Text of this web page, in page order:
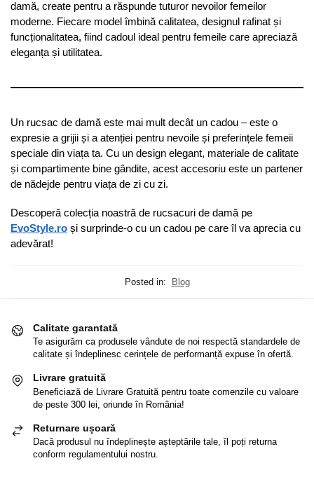
damă, create pentru a răspunde tuturor nevoilor femeilor
moderne. Fiecare model îmbină calitatea, designul rafinat și
funcționalitatea, fiind cadoul ideal pentru femeile care apreciază
eleganța și utilitatea.
Un rucsac de damă este mai mult decât un cadou – este o
expresie a grijii și a atenției pentru nevoile și preferințele femeii
speciale din viața ta. Cu un design elegant, materiale de calitate
și compartimente bine gândite, acest accesoriu este un partener
de nădejde pentru viața de zi cu zi.
Descoperă colecția noastră de rucsacuri de damă pe
EvoStyle.ro și surprinde-o cu un cadou pe care îl va aprecia cu
adevărat!
Posted in: Blog
Calitate garantată
Te asigurăm ca produsele vândute de noi respectă standardele de
calitate și îndeplinesc cerințele de performanță expuse în ofertă.
Livrare gratuită
Beneficiază de Livrare Gratuită pentru toate comenzile cu valoare
de peste 300 lei, oriunde în România!
Returnare ușoară
Dacă produsul nu îndeplinește așteptările tale, îl poți returna
conform regulamentului nostru.